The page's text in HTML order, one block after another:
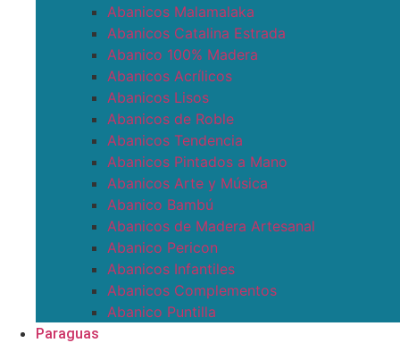
Abanicos Malamalaka
Abanicos Catalina Estrada
Abanico 100% Madera
Abanicos Acrílicos
Abanicos Lisos
Abanicos de Roble
Abanicos Tendencia
Abanicos Pintados a Mano
Abanicos Arte y Música
Abanico Bambú
Abanicos de Madera Artesanal
Abanico Pericon
Abanicos Infantiles
Abanicos Complementos
Abanico Puntilla
Paraguas